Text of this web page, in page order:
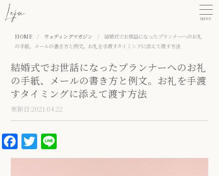
MENU
HOME / ウェディングマガジン /
結婚式でお世話になったプランナーへのお礼
の手紙、メールの書き方と例文。お礼を手渡すタイミングに添えて渡す方法
結婚式でお世話になったプランナーへのお礼
の手紙、メールの書き方と例文。お礼を手渡
すタイミングに添えて渡す方法
更新日:2021.04.22
Facebook
Twitter